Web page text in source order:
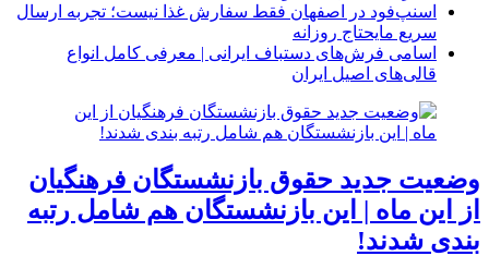
اسنپ‌فود در اصفهان فقط سفارش غذا نیست؛ تجربه ارسال
سریع مایحتاج روزانه
اسامی فرش‌های دستباف ایرانی | معرفی کامل انواع
قالی‌های اصیل ایران
وضعیت جدید حقوق بازنشستگان فرهنگیان
از این ماه | این بازنشستگان هم شامل رتبه
بندی شدند!